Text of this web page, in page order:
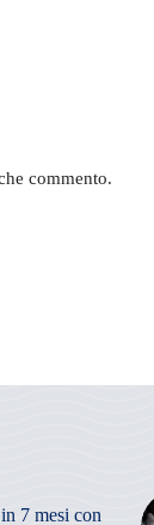
commento.
7 mesi con